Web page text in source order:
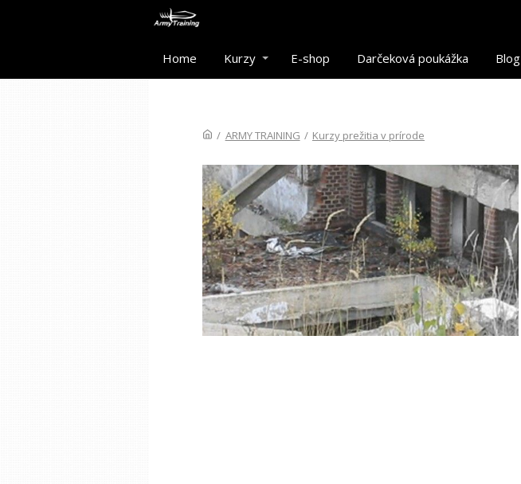
Home Kurzy E-shop Darčeková poukážka Blog
/ ARMY TRAINING / Kurzy prežitia v prírode